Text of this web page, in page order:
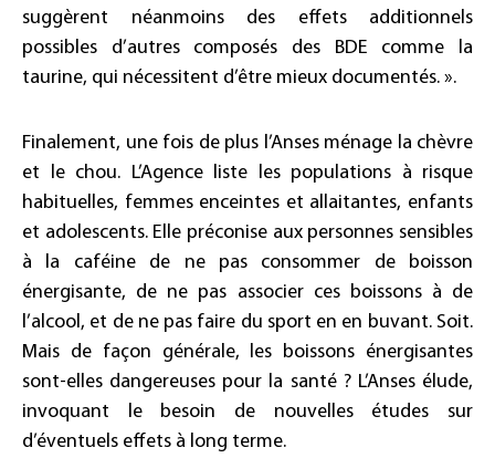
suggèrent néanmoins des effets additionnels
possibles d’autres composés des BDE comme la
taurine, qui nécessitent d’être mieux documentés. ».
Finalement, une fois de plus l’Anses ménage la chèvre
et le chou. L’Agence liste les populations à risque
habituelles, femmes enceintes et allaitantes, enfants
et adolescents. Elle préconise aux personnes sensibles
à la caféine de ne pas consommer de boisson
énergisante, de ne pas associer ces boissons à de
l’alcool, et de ne pas faire du sport en en buvant. Soit.
Mais de façon générale, les boissons énergisantes
sont-elles dangereuses pour la santé ? L’Anses élude,
invoquant le besoin de nouvelles études sur
d’éventuels effets à long terme.